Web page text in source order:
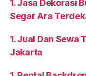
1. Jasa Dekorasi
Segar Ara
1. Jual Dan Sewa
Jakarta